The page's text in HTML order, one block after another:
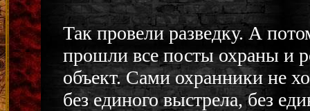
Так провели разведку. А
прошли все посты охраны и
объект. Сами охранники не
без единого выстрела, без